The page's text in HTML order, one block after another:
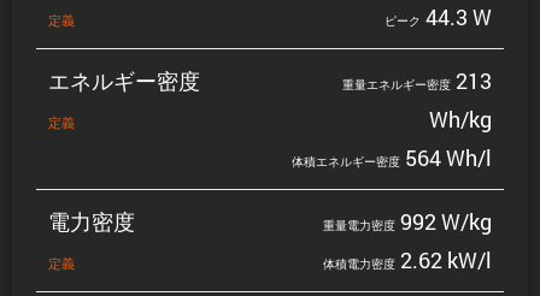
定義 ピーク 44.3 W
エネルギー密度
定義
重量エネルギー密度 213
Wh/kg
体積エネルギー密度 564 Wh/l
電力密度
定義
重量電力密度 992 W/kg
体積電力密度 2.62 kW/l